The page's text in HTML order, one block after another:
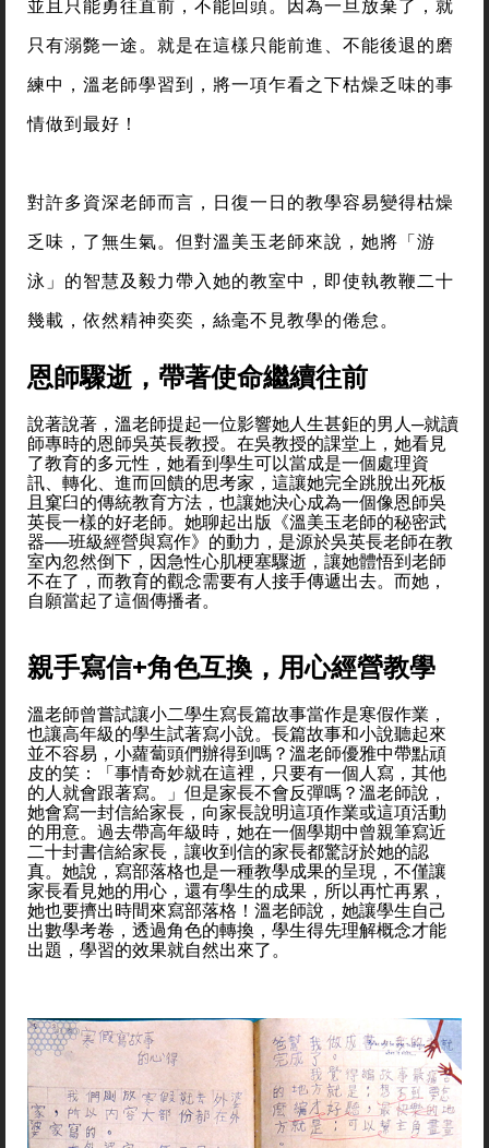
並且只能勇往直前，不能回頭。因為一旦放棄了，就
只有溺斃一途。就是在這樣只能前進、不能後退的磨
練中，溫老師學習到，將一項乍看之下枯燥乏味的事
情做到最好！
對許多資深老師而言，日復一日的教學容易變得枯燥
乏味，了無生氣。但對溫美玉老師來說，她將「游
泳」的智慧及毅力帶入她的教室中，即使執教鞭二十
幾載，依然精神奕奕，絲毫不見教學的倦怠。
恩師驟逝，帶著使命繼續往前
說著說著，溫老師提起一位影響她人生甚鉅的男人─就讀
師專時的恩師吳英長教授。在吳教授的課堂上，她看見
了教育的多元性，她看到學生可以當成是一個處理資
訊、轉化、進而回饋的思考家，這讓她完全跳脫出死板
且窠臼的傳統教育方法，也讓她決心成為一個像恩師吳
英長一樣的好老師。她聊起出版《溫美玉老師的秘密武
器──班級經營與寫作》的動力，是源於吳英長老師在教
室內忽然倒下，因急性心肌梗塞驟逝，讓她體悟到老師
不在了，而教育的觀念需要有人接手傳遞出去。而她，
自願當起了這個傳播者。
親手寫信+角色互換，用心經營教學
溫老師曾嘗試讓小二學生寫長篇故事當作是寒假作業，
也讓高年級的學生試著寫小說。長篇故事和小說聽起來
並不容易，小蘿蔔頭們辦得到嗎？溫老師優雅中帶點頑
皮的笑：「事情奇妙就在這裡，只要有一個人寫，其他
的人就會跟著寫。」但是家長不會反彈嗎？溫老師說，
她會寫一封信給家長，向家長說明這項作業或這項活動
的用意。過去帶高年級時，她在一個學期中曾親筆寫近
二十封書信給家長，讓收到信的家長都驚訝於她的認
真。她說，寫部落格也是一種教學成果的呈現，不僅讓
家長看見她的用心，還有學生的成果，所以再忙再累，
她也要擠出時間來寫部落格！溫老師說，她讓學生自己
出數學考卷，透過角色的轉換，學生得先理解概念才能
出題，學習的效果就自然出來了。